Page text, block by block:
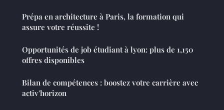
Prépa en architecture à Paris, la formation qui
assure votre réussite !
Opportunités de job étudiant à lyon: plus de 1,150
offres disponibles
Bilan de compétences : boostez votre carrière avec
activ'horizon